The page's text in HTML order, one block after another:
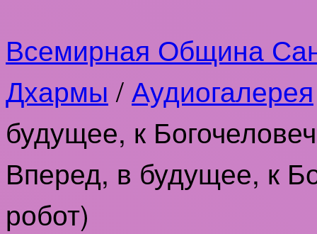
Всемирная Община
Дхармы /Аудиогалерея
будущее, к
Вперед, в будущее, к
робот)